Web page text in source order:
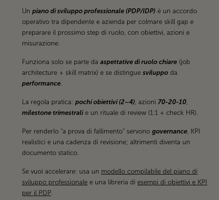
Un piano di sviluppo professionale (PDP/IDP) è un accordo
operativo tra dipendente e azienda per colmare skill gap e
preparare il prossimo step di ruolo, con obiettivi, azioni e
misurazione.
Funziona solo se parte da aspettative di ruolo chiare (job
architecture + skill matrix) e se distingue sviluppo da
performance.
La regola pratica: pochi obiettivi (2–4), azioni 70-20-10,
milestone trimestralie un rituale di review (1:1 + check HR).
Per renderlo “a prova di fallimento” servono governance, KPI
realistici e una cadenza di revisione; altrimenti diventa un
documento statico.
Se vuoi accelerare: usa un modello compilabile del piano di
sviluppo professionale e una libreria di esempi di obiettivi e KPI
per il PDP.